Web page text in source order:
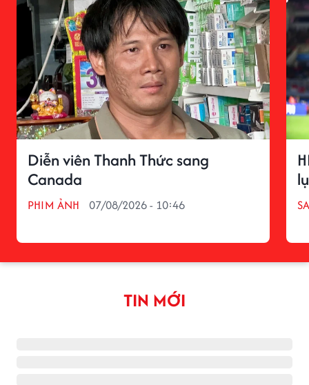
Diễn viên Thanh Thức sang
Canada
PHIM ẢNH 07/08/2026 - 10:46
TIN MỚI